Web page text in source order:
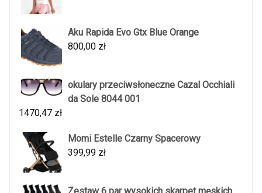
Aku Rapida Evo Gtx Blue Orange
800,00 zł
okulary przeciwsłoneczne Cazal Occhiali
da Sole 8044 001
1470,47 zł
Momi Estelle Czarny Spacerowy
399,99 zł
Zestaw 6 par wysokich skarpet męskich